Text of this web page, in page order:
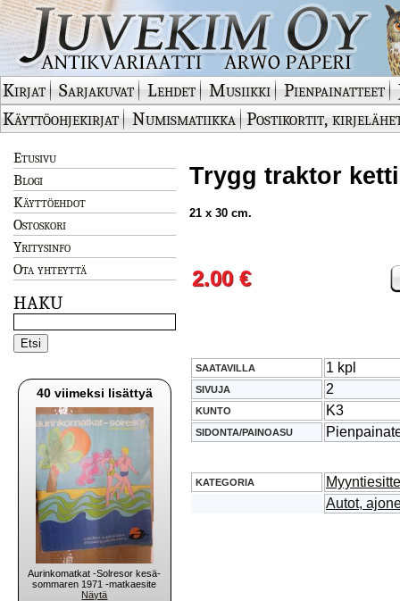
Kirjat Sarjakuvat Lehdet Musiikki Pienpainatteet
Käyttöohjekirjat
Numismatiikka Postikortit,
Etusivu
Blogi
Käyttöehdot
Ostoskori
Yritysinfo
Ota yhteyttä
HAKU
40 viimeksi lisättyä
Aurinkomatkat -Solresor kesä-
sommaren 1971 -matkaesite
Näytä
Trygg traktor
21 x 30 cm.
2.00 €
SAATAVILLA 1 kpl
SIVUJA 2
KUNTO K3
SIDONTA/PAINOASU
KATEGORIA
Autot,